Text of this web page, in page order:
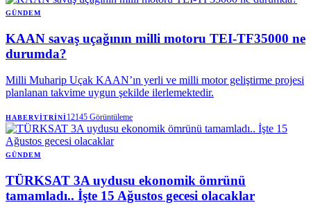
GÜNDEM
KAAN savaş uçağının milli motoru TEI-TF35000 ne
durumda?
Milli Muharip Uçak KAAN’ın yerli ve milli motor geliştirme projesi
planlanan takvime uygun şekilde ilerlemektedir.
HABERVITRINI12145 Görüntüleme
GÜNDEM
TÜRKSAT 3A uydusu ekonomik ömrünü
tamamladı.. İşte 15 Ağustos gecesi olacaklar